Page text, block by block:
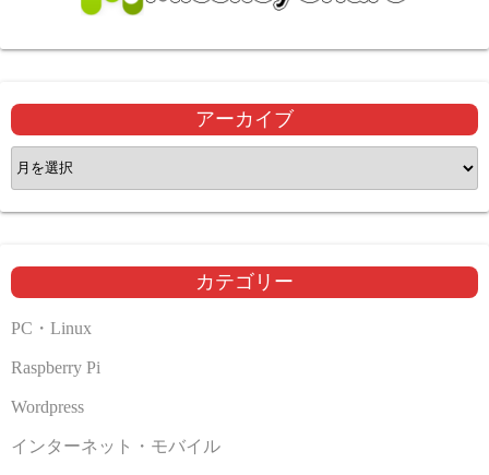
アーカイブ
ア
ー
カ
ブ
カテゴリー
PC・Linux
Raspberry Pi
Wordpress
インターネット・モバイル